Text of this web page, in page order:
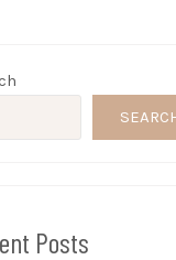
Posts